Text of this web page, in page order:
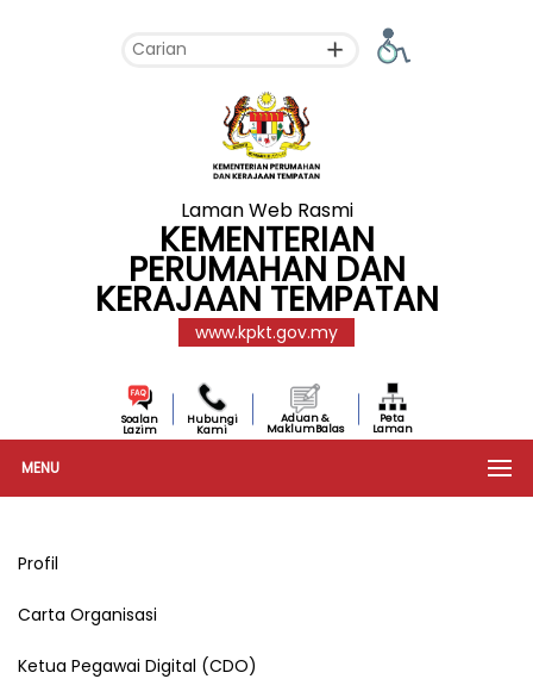
Laman Web Rasmi
KEMENTERIAN
PERUMAHAN DAN
KERAJAAN TEMPATAN
www.kpkt.gov.my
Soalan
Lazim
Hubungi
Kami
Aduan &
MaklumBalas
Peta
Laman
MENU
Profil
Carta Organisasi
Ketua Pegawai Digital (CDO)